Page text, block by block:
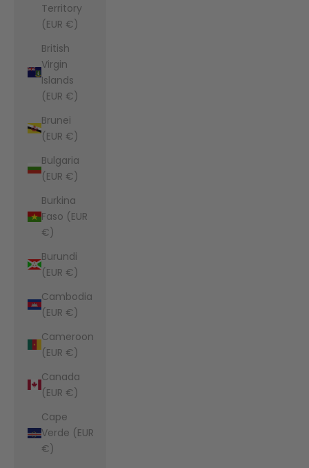
Territory
(EUR €)
British
Virgin
Islands
(EUR €)
Brunei
(EUR €)
Bulgaria
(EUR €)
Burkina
Faso (EUR
€)
Burundi
(EUR €)
Cambodia
(EUR €)
Cameroon
(EUR €)
Canada
(EUR €)
Cape
Verde (EUR
€)